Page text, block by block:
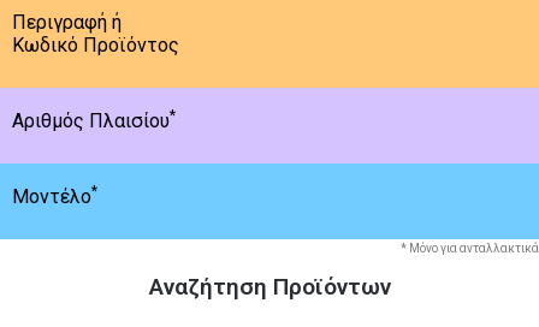
Περιγραφή ή
Κωδικό Προϊόντος
Αριθμός Πλαισίου*
Μοντέλο*
* Μόνο για ανταλλακτικά
Αναζήτηση Προϊόντων